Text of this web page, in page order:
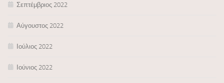
Σεπτέμβριος 2022
Αύγουστος 2022
Ιούλιος 2022
Ιούνιος 2022